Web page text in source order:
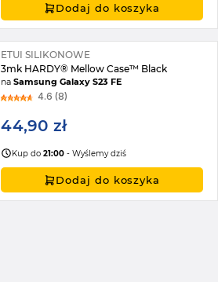
Dodaj do koszyka
ETUI SILIKONOWE
3mk HARDY® Mellow Case™ Black
naSamsung Galaxy S23 FE
4.6 (8)
44,90 zł
Kup do21:00 - Wyślemy dziś
Dodaj do koszyka